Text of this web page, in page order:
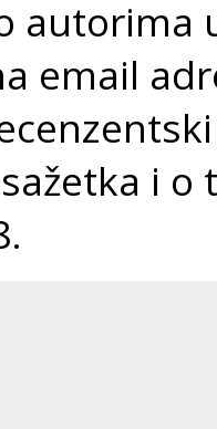
autorima
email
i